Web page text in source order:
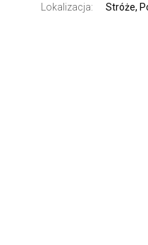
Lokalizacja:
Stróże,